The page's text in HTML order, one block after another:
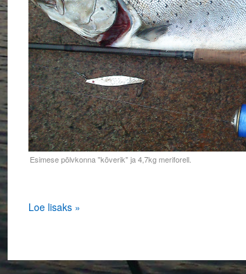
Loe lisaks »